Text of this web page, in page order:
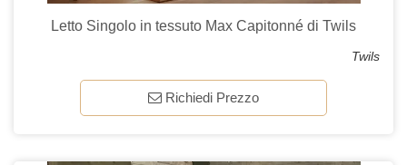
Letto Singolo in tessuto Max Capitonné di Twils
Twils
Richiedi Prezzo